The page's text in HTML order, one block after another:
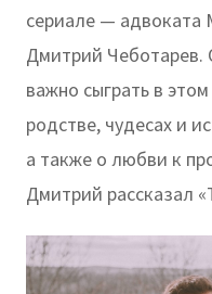
сериале — адвоката
Дмитрий Чеботарев.
важно сыграть в
родстве, чудесах и
а также о любви к
Дмитрий рассказал